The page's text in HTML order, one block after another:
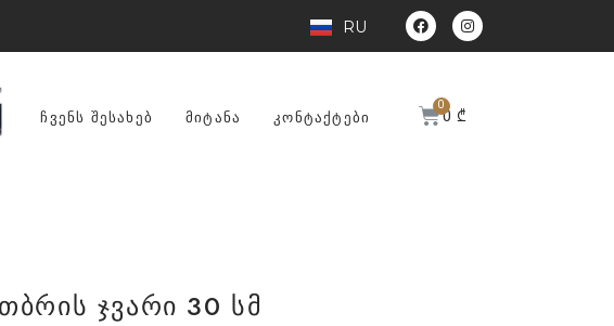
RU
ᲩᲕᲔᲜᲡ ᲨᲔᲡᲐᲮᲔᲑ ᲛᲘᲢᲐᲜᲐ ᲙᲝᲜᲢᲐᲥᲢᲔᲑᲘ 0₾
ჯვარი 30 სმ